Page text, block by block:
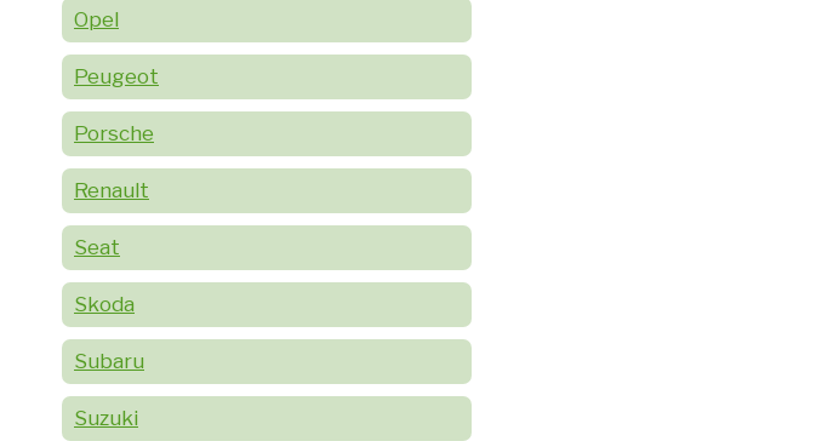
Opel
Peugeot
Porsche
Renault
Seat
Skoda
Subaru
Suzuki